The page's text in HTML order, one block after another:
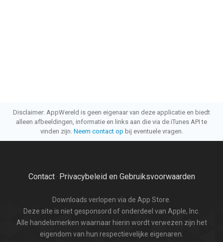
Disclaimer: AppWereld is geen eigenaar van deze applicatie en biedt
alleen afbeeldingen, informatie en links aan die via de iTunes API te
vinden zijn. Neem contact op bij eventuele vragen.
Contact· Privacybeleid en Gebruiksvoorwaarden
Downloads verlopen via de App Store.
Deze site is niet gesponsord of onderdeel van Apple, Inc.
Alle handelsmerken waarnaar hierin wordt verwezen zijn het
eigendom van hun respectievelijke eigenaren.